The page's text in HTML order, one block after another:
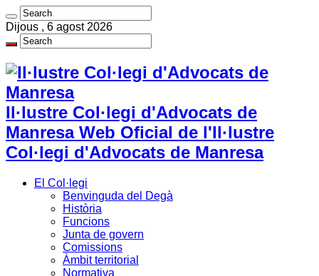
Dijous , 6 agost 2026
Il·lustre Col·legi d'Advocats de
Manresa Web Oficial de l'Il·lustre
Col·legi d'Advocats de Manresa
El Col·legi
Benvinguda del Degà
Història
Funcions
Junta de govern
Comissions
Àmbit territorial
Normativa